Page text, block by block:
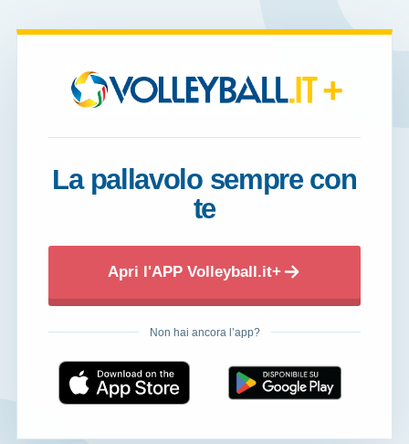
+
La pallavolo sempre con
te
Apri l'APP Volleyball.it+
Non hai ancora l’app?